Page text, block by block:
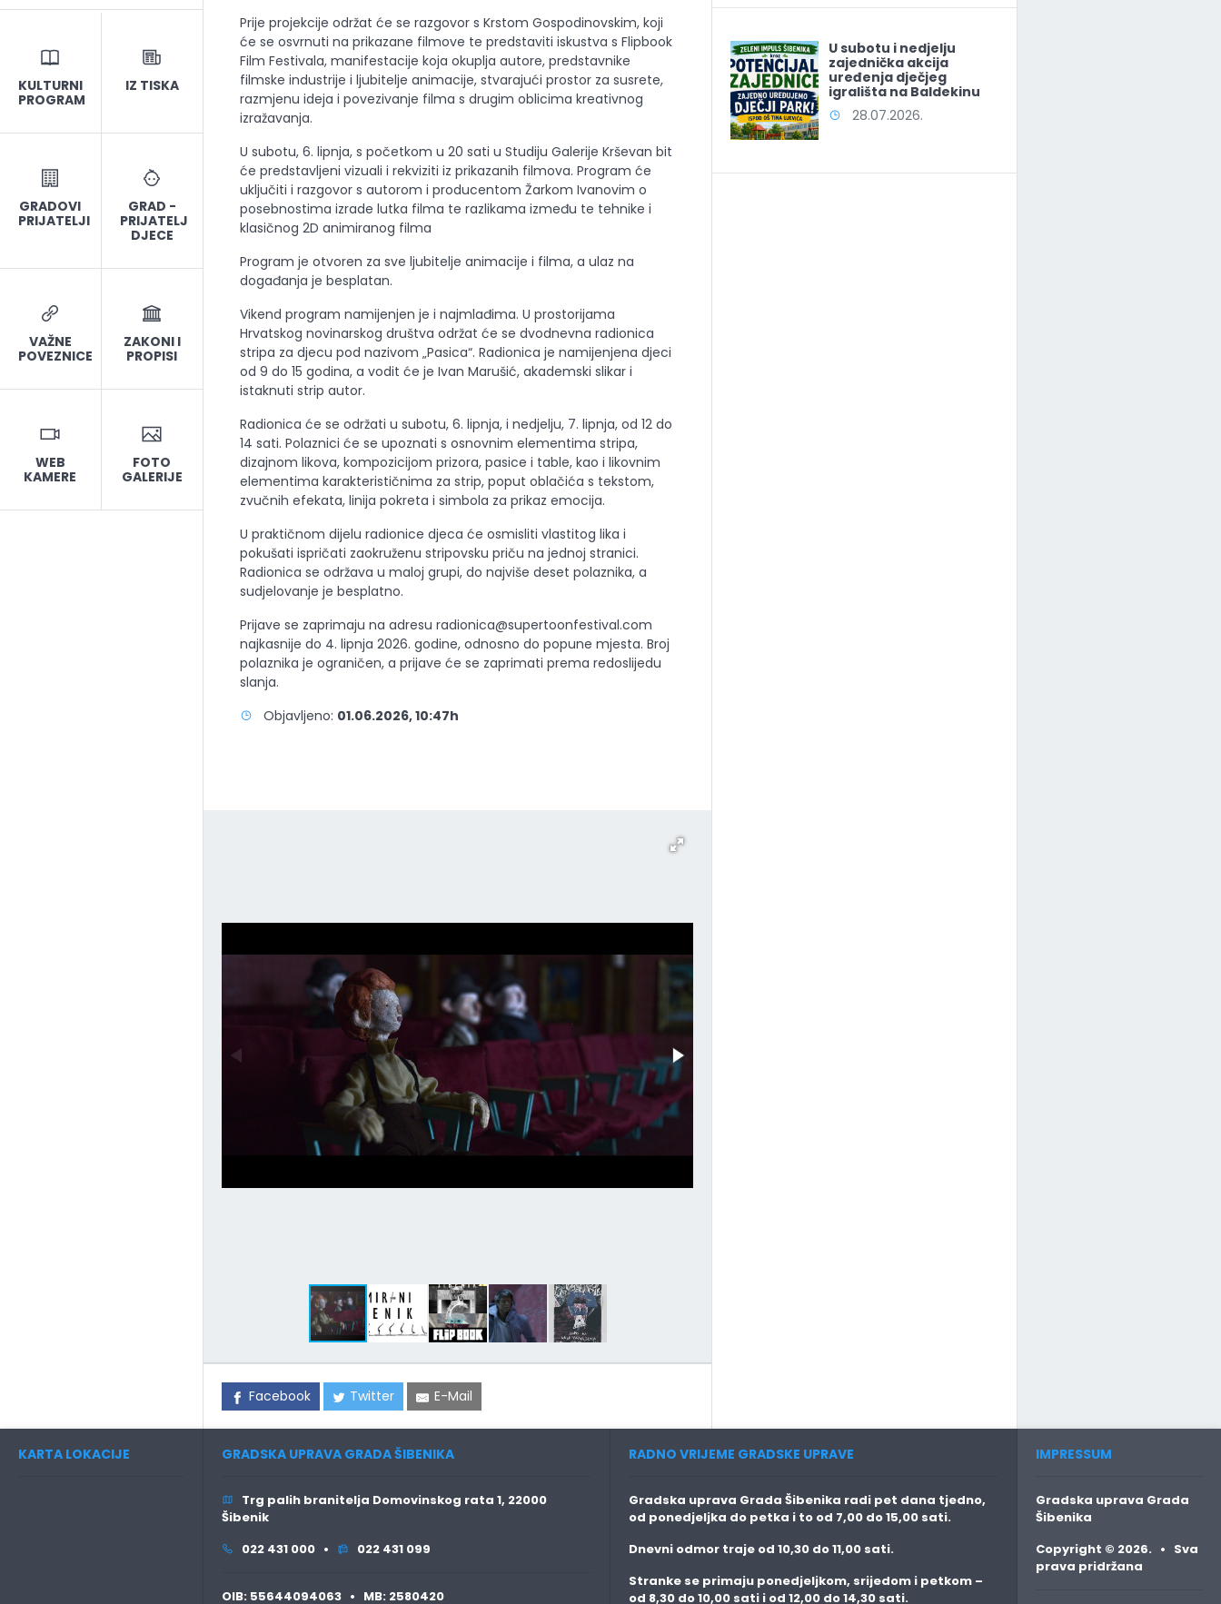
KULTURNI
PROGRAM
IZ TISKA
GRADOVI
PRIJATELJI
GRAD -
PRIJATELJ
DJECE
VAŽNE
POVEZNICE
ZAKONI I
PROPISI
WEB
KAMERE
FOTO
GALERIJE
Prije projekcije održat će se razgovor s Krstom Gospodinovskim, koji
će se osvrnuti na prikazane filmove te predstaviti iskustva s Flipbook
Film Festivala, manifestacije koja okuplja autore, predstavnike
filmske industrije i ljubitelje animacije, stvarajući prostor za susrete,
razmjenu ideja i povezivanje filma s drugim oblicima kreativnog
izražavanja.
U subotu, 6. lipnja, s početkom u 20 sati u Studiju Galerije Krševan bit
će predstavljeni vizuali i rekviziti iz prikazanih filmova. Program će
uključiti i razgovor s autorom i producentom Žarkom Ivanovim o
posebnostima izrade lutka filma te razlikama između te tehnike i
klasičnog 2D animiranog filma
Program je otvoren za sve ljubitelje animacije i filma, a ulaz na
događanja je besplatan.
Vikend program namijenjen je i najmlađima. U prostorijama
Hrvatskog novinarskog društva održat će se dvodnevna radionica
stripa za djecu pod nazivom „Pasica“. Radionica je namijenjena djeci
od 9 do 15 godina, a vodit će je Ivan Marušić, akademski slikar i
istaknuti strip autor.
Radionica će se održati u subotu, 6. lipnja, i nedjelju, 7. lipnja, od 12 do
14 sati. Polaznici će se upoznati s osnovnim elementima stripa,
dizajnom likova, kompozicijom prizora, pasice i table, kao i likovnim
elementima karakterističnima za strip, poput oblačića s tekstom,
zvučnih efekata, linija pokreta i simbola za prikaz emocija.
U praktičnom dijelu radionice djeca će osmisliti vlastitog lika i
pokušati ispričati zaokruženu stripovsku priču na jednoj stranici.
Radionica se održava u maloj grupi, do najviše deset polaznika, a
sudjelovanje je besplatno.
Prijave se zaprimaju na adresu radionica@supertoonfestival.com
najkasnije do 4. lipnja 2026. godine, odnosno do popune mjesta. Broj
polaznika je ograničen, a prijave će se zaprimati prema redoslijedu
slanja.
Objavljeno: 01.06.2026, 10:47h
Facebook Twitter E-Mail
U subotu i nedjelju
zajednička akcija
uređenja dječjeg
igrališta na Baldekinu
28.07.2026.
KARTA LOKACIJE GRADSKA UPRAVA GRADA ŠIBENIKA
Trg palih branitelja Domovinskog rata 1, 22000
Šibenik
022 431 000 •
022 431 099
OIB: 55644094063 • MB: 2580420
RADNO VRIJEME GRADSKE UPRAVE
Gradska uprava Grada Šibenika radi pet dana tjedno,
od ponedjeljka do petka i to od 7,00 do 15,00 sati.
Dnevni odmor traje od 10,30 do 11,00 sati.
Stranke se primaju ponedjeljkom, srijedom i petkom –
od 8,30 do 10,00 sati i od 12,00 do 14,30 sati.
IMPRESSUM
Gradska uprava Grada
Šibenika
Copyright © 2026. • Sva
prava pridržana